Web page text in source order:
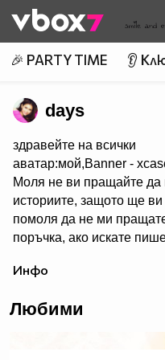
👾
🎉 PARTY TIME 👂
days
здравейте на всички
аватар:мой,Banner -
Моля не ви пращайте да
историите, защото ще
помоля да не ми
поръчка, ако искате
каквото мога. Не
красиви профили. Също
хора. Е СЕГА НЕЩО ЗА
и много да правя
Инфо
Любими